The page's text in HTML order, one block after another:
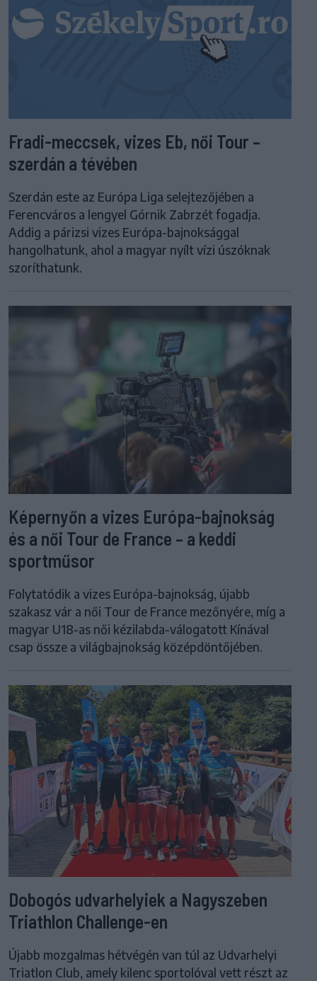
Fradi-meccsek, vizes Eb, női Tour –
szerdán a tévében
Szerdán este az Európa Liga selejtezőjében a
Ferencváros a lengyel Górnik Zabrzét fogadja.
Addig a párizsi vizes Európa-bajnoksággal
hangolhatunk, ahol a magyar nyílt vízi úszóknak
szoríthatunk.
Képernyőn a vizes Európa-bajnokság
és a női Tour de France – a keddi
sportműsor
Folytatódik a vizes Európa-bajnokság, újabb
szakasz vár a női Tour de France mezőnyére, míg a
magyar U18-as női kézilabda-válogatott Kínával
csap össze a világbajnokság középdöntőjében.
Dobogós udvarhelyiek a Nagyszeben
Triathlon Challenge-en
Újabb mozgalmas hétvégén van túl az Udvarhelyi
Triatlon Club, amely kilenc sportolóval vett részt az